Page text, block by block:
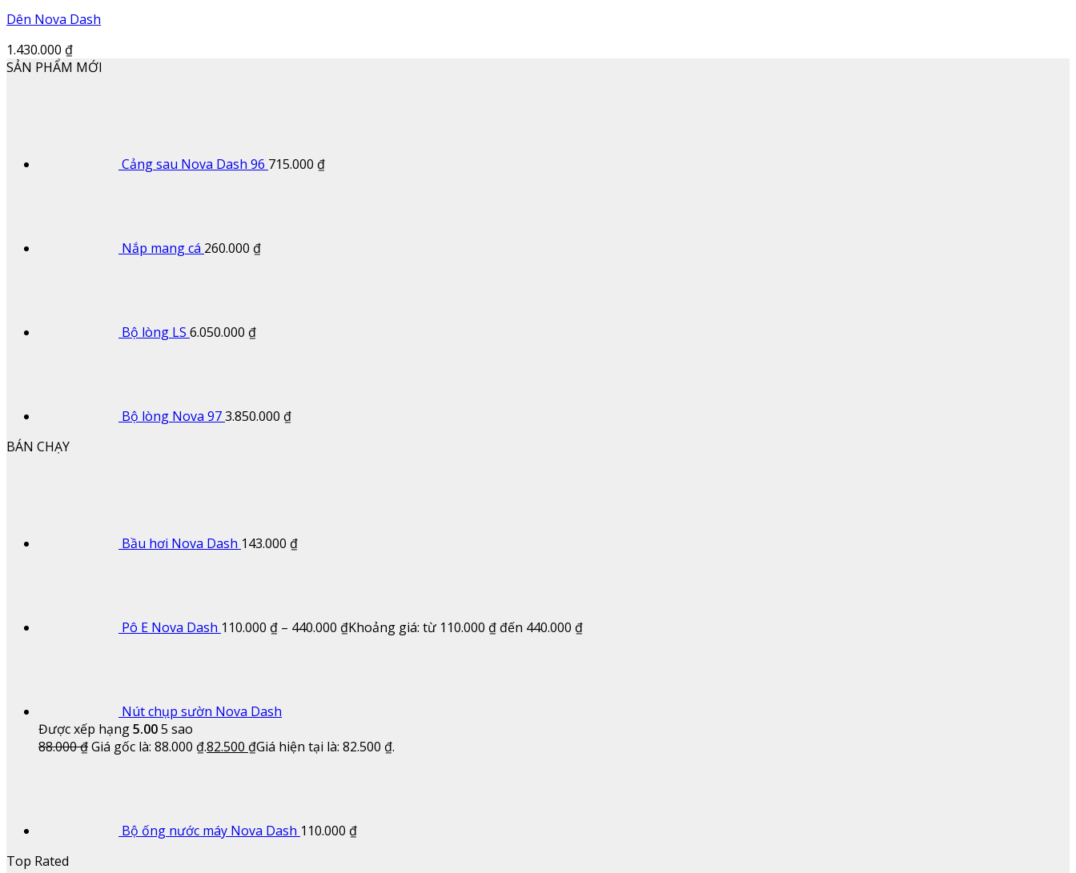
Dên Nova Dash
1.430.000 ₫
SẢN PHẨM MỚI
Cảng sau Nova Dash 96 715.000 ₫
Nắp mang cá 260.000 ₫
Bộ lòng LS 6.050.000 ₫
Bộ lòng Nova 973.850.000 ₫
BÁN CHẠY
Bầu hơi Nova Dash 143.000 ₫
Pô E Nova Dash 110.000 ₫ – 440.000 ₫Khoảng giá: từ 110.000 ₫ đến 440.000 ₫
Nút chụp sườn Nova Dash
Được xếp hạng5.005 sao
88.000₫Giá gốc là: 88.000 ₫.82.500 ₫Giá hiện tại là: 82.500 ₫.
Bộ ống nước máy Nova Dash 110.000 ₫
Top Rated